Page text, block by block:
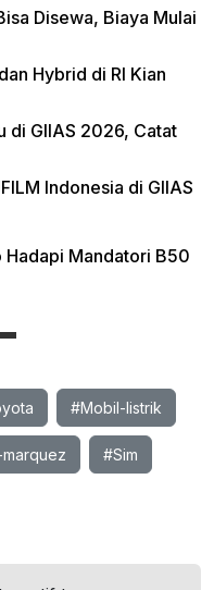
Disewa, Biaya Mulai
Hybrid di RI Kian
di GIIAS 2026, Catat
Indonesia di GIIAS
Hadapi Mandatori B50
#Mobil-listrik
#Sim